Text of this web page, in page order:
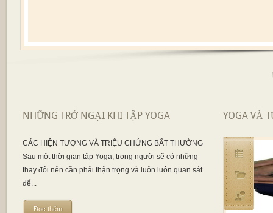
NHỮNG TRỞ NGẠI KHI TẬP YOGA
CÁC HIỆN TƯỢNG VÀ TRIỆU CHỨNG BẤT THƯỜNG
Sau một thời gian tập Yoga, trong người sẽ có những
thay đổi nên cần phải thận trọng và luôn luôn quan sát
để...
Đọc thêm
YOGA VÀ